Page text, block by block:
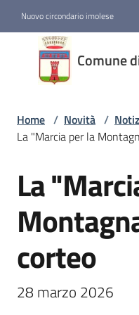
Nuovo circondario imolese
Comune
Comune di
Amministrazione
Menu selezionato
Servizi
Vivere
Home / Novità /
La "Marcia per la
Salta al contenuto
La
corteo
28 marzo 2026